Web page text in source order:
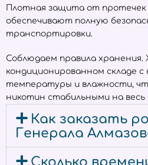
Плотная защита от протечек
обеспечивают полную
транспортировки.
Соблюдаем правила
кондиционированном складе с
температуры и влажности,
никотин стабильными на весь
Как заказать
Генерала
Сколько